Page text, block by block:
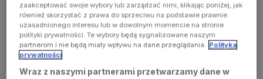
(see the
browser
console for
zaakceptować swoje wybory lub zarządzać nimi, klikając poniżej, jak
również skorzystać z prawa do sprzeciwu na podstawie prawnie
uzasadnionego interesu lub w dowolnym momencie na stronie
polityki prywatności. Te wybory będą sygnalizowane naszym
partnerom i nie będą miały wpływu na dane przeglądania. Polityka
prywatności
Wraz z naszymi partnerami przetwarzamy dane w